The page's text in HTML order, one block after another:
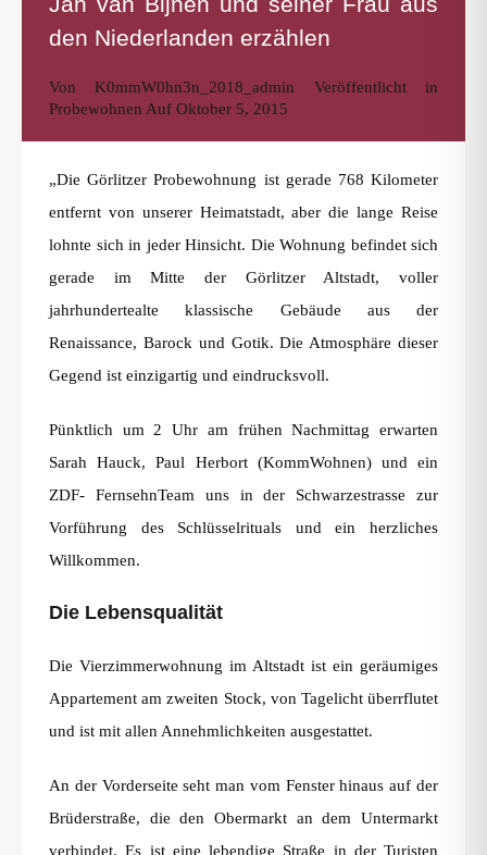
den Niederlanden erzählen
VonK0mmW0hn3n_2018_admin Veröffentlicht in
Probewohnen Auf Oktober 5, 2015
„Die Görlitzer Probewohnung ist gerade 768 Kilometer
entfernt von unserer Heimatstadt, aber die lange Reise
lohnte sich in jeder Hinsicht. Die Wohnung befindet sich
gerade im Mitte der Görlitzer Altstadt, voller
jahrhundertealte klassische Gebäude aus der
Renaissance, Barock und Gotik. Die Atmosphäre dieser
Gegend ist einzigartig und eindrucksvoll.
Pünktlich um 2 Uhr am frühen Nachmittag erwarten
Sarah Hauck, Paul Herbort (KommWohnen) und ein
ZDF- FernsehnTeam uns in der Schwarzestrasse zur
Vorführung des Schlüsselrituals und ein herzliches
Willkommen.
Die Lebensqualität
Die Vierzimmerwohnung im Altstadt ist ein geräumiges
Appartement am zweiten Stock, von Tagelicht überrflutet
und ist mit allen Annehmlichkeiten ausgestattet.
An der Vorderseite seht man vom Fenster hinaus auf der
Brüderstraße, die den Obermarkt an dem Untermarkt
verbindet. Es ist eine lebendige Straße in der Turisten